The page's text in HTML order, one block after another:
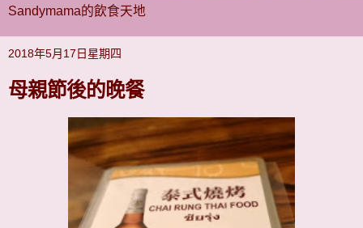
Sandymama的飲食天地
2018年5月17日星期四
母親節後的晚餐